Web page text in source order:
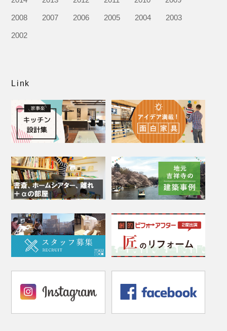
2008 2007 2006 2005 2004 2003
2002
Link